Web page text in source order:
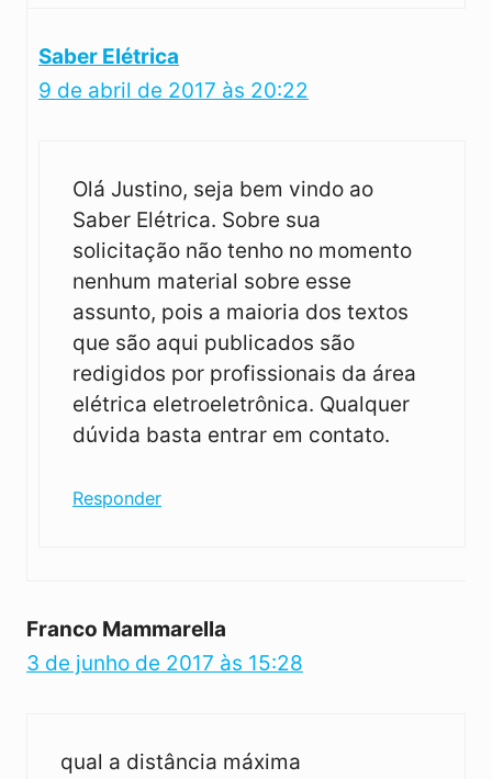
Saber Elétrica
9 de abril de 2017 às 20:22
Olá Justino, seja bem vindo ao
Saber Elétrica. Sobre sua
solicitação não tenho no momento
nenhum material sobre esse
assunto, pois a maioria dos textos
que são aqui publicados são
redigidos por profissionais da área
elétrica eletroeletrônica. Qualquer
dúvida basta entrar em contato.
Responder
Franco Mammarella
3 de junho de 2017 às 15:28
qual a distância máxima